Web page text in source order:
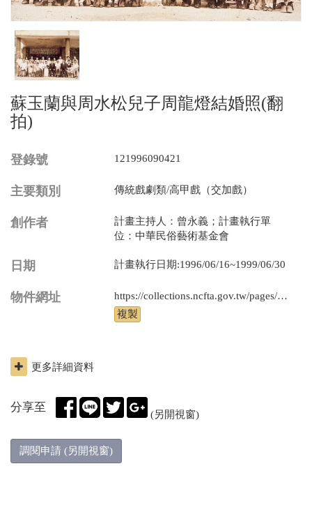
蘇玉蘭與周水松兒子周龍燈結婚照(翻
拍)
登錄號 121996090421
主要類別 傳統戲劇類/高甲戲（交加戲）
創作者
計畫主持人：曾永義；計畫執行單
位：中華民俗藝術基金會
日期 計畫執行日期:1996/06/16~1999/06/30
物件網址 https://collections.ncfta.gov.tw/pages/product/view.aspx?id=121996090421
更多詳細資料
分享至
(另開視窗)
調閱申請 (另開視窗)